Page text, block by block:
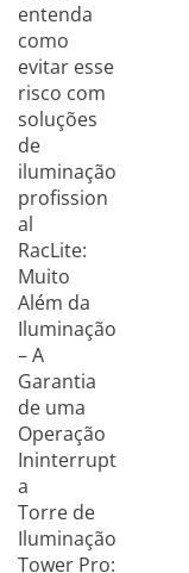
entenda
como
evitar esse
risco com
soluções
de
iluminação
profission
al
RacLite:
Muito
Além da
Iluminação
– A
Garantia
de uma
Operação
Ininterrupt
a
Torre de
Iluminação
Tower Pro: